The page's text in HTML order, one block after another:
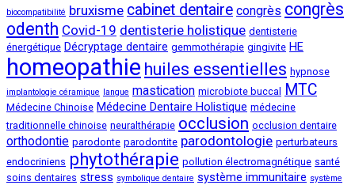
biocompatibilité bruxisme cabinet dentaire congrès congrès
odenth Covid-19 dentisterie holistique dentisterie
énergétique Décryptage dentaire gemmothérapie gingivite HE
homeopathie huiles essentielles hypnose
implantologie céramique langue mastication microbiote buccal MTC
Médecine Chinoise Médecine Dentaire Holistique médecine
traditionnelle chinoise neuralthérapie occlusion occlusion dentaire
orthodontie parodonte parodontite parodontologie perturbateurs
endocriniens phytothérapie pollution électromagnétique santé
soins dentaires stress symbolique dentaire système immunitaire système